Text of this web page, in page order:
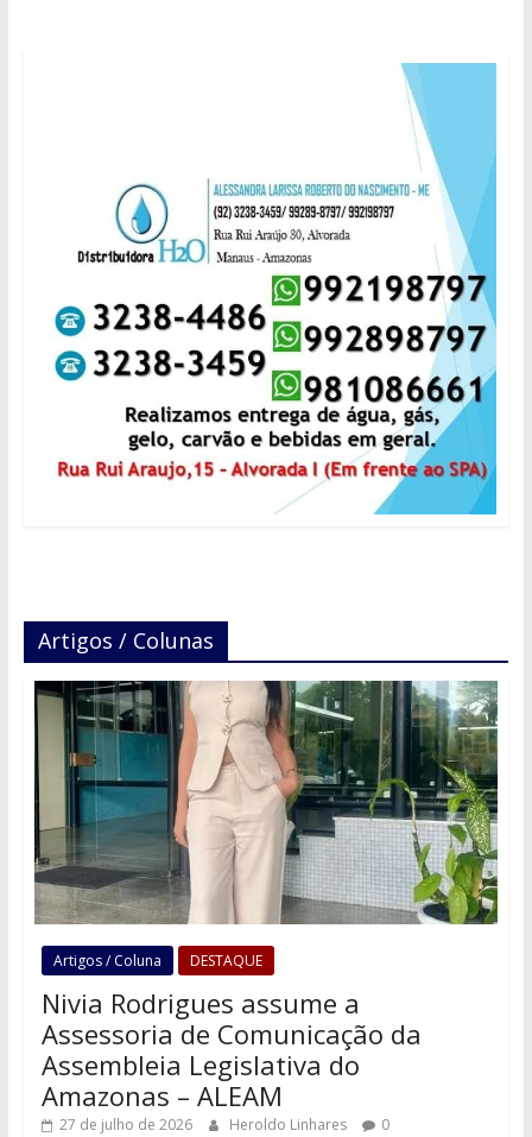
Artigos / Colunas
Artigos / Coluna DESTAQUE
Nivia Rodrigues assume a
Assessoria de Comunicação da
Assembleia Legislativa do
Amazonas – ALEAM
27 de julho de 2026 Heroldo Linhares 0